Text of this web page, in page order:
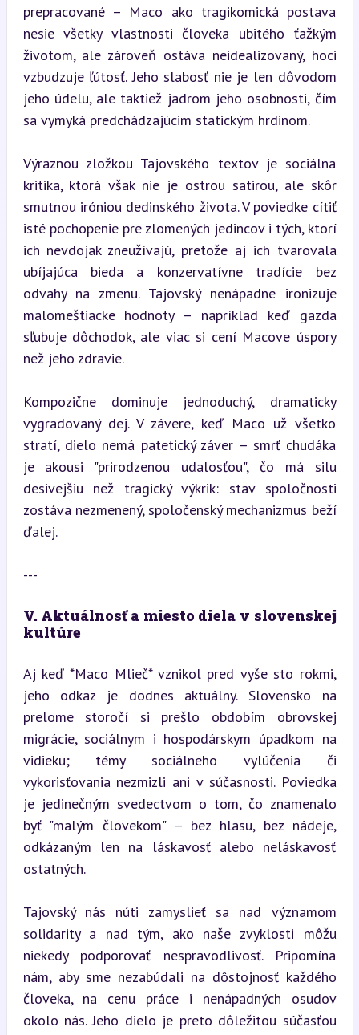
prepracované – Maco ako tragikomická postava
nesie všetky vlastnosti človeka ubitého ťažkým
životom, ale zároveň ostáva neidealizovaný, hoci
vzbudzuje ľútosť. Jeho slabosť nie je len dôvodom
jeho údelu, ale taktiež jadrom jeho osobnosti, čím
sa vymyká predchádzajúcim statickým hrdinom.
Výraznou zložkou Tajovského textov je sociálna
kritika, ktorá však nie je ostrou satirou, ale skôr
smutnou iróniou dedinského života. V poviedke cítiť
isté pochopenie pre zlomených jedincov i tých, ktorí
ich nevdojak zneužívajú, pretože aj ich tvarovala
ubíjajúca bieda a konzervatívne tradície bez
odvahy na zmenu. Tajovský nenápadne ironizuje
malomeštiacke hodnoty – napríklad keď gazda
sľubuje dôchodok, ale viac si cení Macove úspory
než jeho zdravie.
Kompozične dominuje jednoduchý, dramaticky
vygradovaný dej. V závere, keď Maco už všetko
stratí, dielo nemá patetický záver – smrť chudáka
je akousi "prirodzenou udalosťou", čo má silu
desivejšiu než tragický výkrik: stav spoločnosti
zostáva nezmenený, spoločenský mechanizmus beží
ďalej.
---
V. Aktuálnosť a miesto diela v slovenskej
kultúre
Aj keď *Maco Mlieč* vznikol pred vyše sto rokmi,
jeho odkaz je dodnes aktuálny. Slovensko na
prelome storočí si prešlo obdobím obrovskej
migrácie, sociálnym i hospodárskym úpadkom na
vidieku; témy sociálneho vylúčenia či
vykorisťovania nezmizli ani v súčasnosti. Poviedka
je jedinečným svedectvom o tom, čo znamenalo
byť "malým človekom" – bez hlasu, bez nádeje,
odkázaným len na láskavosť alebo neláskavosť
ostatných.
Tajovský nás núti zamyslieť sa nad významom
solidarity a nad tým, ako naše zvyklosti môžu
niekedy podporovať nespravodlivosť. Pripomína
nám, aby sme nezabúdali na dôstojnosť každého
človeka, na cenu práce i nenápadných osudov
okolo nás. Jeho dielo je preto dôležitou súčasťou